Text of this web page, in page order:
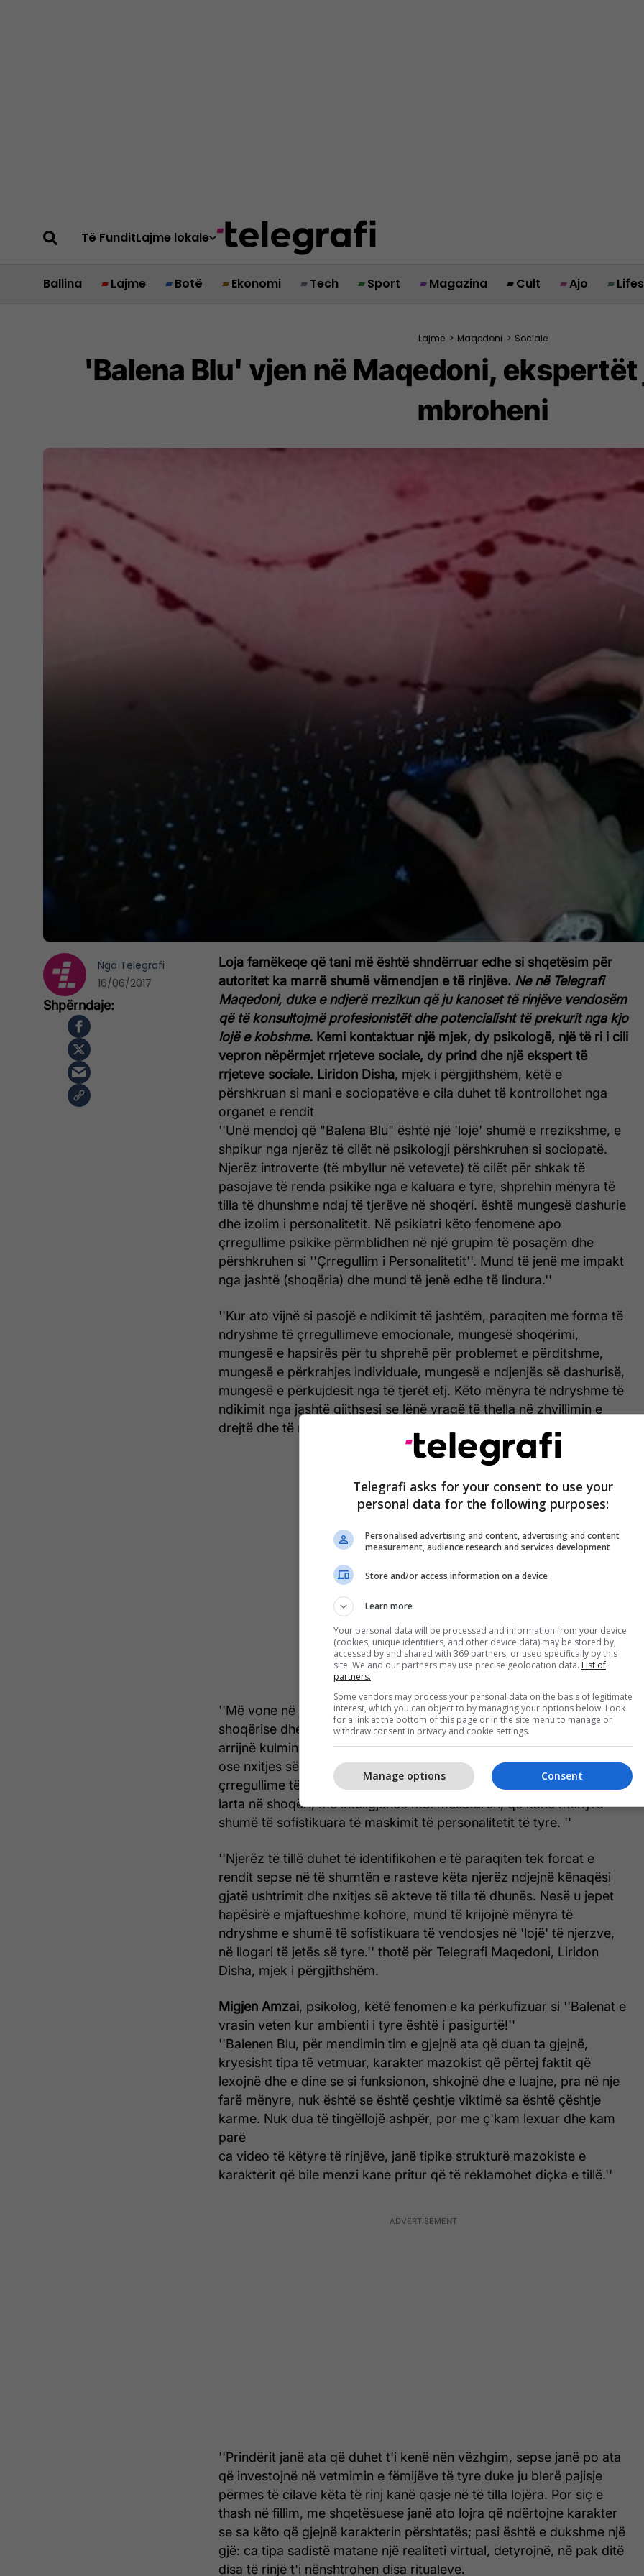
Të FunditLajme lokale
Ballina Lajme Botë Ekonomi Tech Sport Magazina Cult Ajo
Lajme > Maqedoni > Sociale
'Balena Blu' vjen në Maqedoni,
mbroheni
Loja famëkeqe që tani më është shndërruar edhe si shqetësim për
autoritet ka marrë shumë vëmendjen e të rinjëve. Ne në Telegrafi
Maqedoni, duke e ndjerë rrezikun që ju kanoset të rinjëve vendosëm
që të konsultojmë profesionistët dhe potencialisht të prekurit nga kjo
lojë e kobshme. Kemi kontaktuar një mjek, dy psikologë, një të ri i cili
vepron nëpërmjet rrjeteve sociale, dy prind dhe një ekspert të
rrjeteve sociale. Liridon Disha, mjek i përgjithshëm, këtë e
përshkruan si mani e sociopatëve e cila duhet të kontrollohet nga
organet e rendit
''Unë mendoj që "Balena Blu" është një 'lojë' shumë e rrezikshme, e
shpikur nga njerëz të cilët në psikologji përshkruhen si sociopatë.
Njerëz introverte (të mbyllur në vetevete) të cilët për shkak të
pasojave të renda psikike nga e kaluara e tyre, shprehin mënyra të
tilla të dhunshme ndaj të tjerëve në shoqëri. është mungesë dashurie
dhe izolim i personalitetit. Në psikiatri këto fenomene apo
çrregullime psikike përmblidhen në një grupim të posaçëm dhe
përshkruhen si ''Çrregullim i Personalitetit''. Mund të jenë me impakt
nga jashtë (shoqëria) dhe mund të jenë edhe të lindura.''
''Kur ato vijnë si pasojë e ndikimit të jashtëm, paraqiten me forma të
ndryshme të çrregullimeve emocionale, mungesë shoqërimi,
mungesë e hapsirës për tu shprehë për problemet e përditshme,
mungesë e përkrahjes individuale, mungesë e ndjenjës së dashurisë,
mungesë e përkujdesit nga të tjerët etj. Këto mënyra të ndryshme të
ndikimit nga jashtë gjithsesi se lënë vragë të thella në zhvillimin e
drejtë dhe të rregullt të personalitetit të njeriut. ''
''Më vone në jetë, këto pasoja shprehen me disidenca ndaj
shoqërise dhe rendit shoqëror, me hakmarrje ndaj shoqërisë dhe ato
arrijnë kulminacionin e tyre përmes shprehjes së akteve të dhunes
ose nxitjes së personave të tjerë me labilitet emocional. Personat me
çrregullime të tilla, shpeshherë dijnë të jenë edhe njerëz me pozita të
larta në shoqëri, me inteligjencë mbi mesataren, që kanë mënyra
shumë të sofistikuara të maskimit të personalitetit të tyre. ''
''Njerëz të tillë duhet të identifikohen e të paraqiten tek forcat e
rendit sepse në të shumtën e rasteve këta njerëz ndjejnë kënaqësi
gjatë ushtrimit dhe nxitjes së akteve të tilla të dhunës. Nesë u jepet
hapësirë e mjaftueshme kohore, mund të krijojnë mënyra të
ndryshme e shumë të sofistikuara të vendosjes në 'lojë' të njerzve,
në llogari të jetës së tyre.'' thotë për Telegrafi Maqedoni, Liridon
Disha, mjek i përgjithshëm.
Migjen Amzai, psikolog, këtë fenomen e ka përkufizuar si ''Balenat e
vrasin veten kur ambienti i tyre është i pasigurtë!''
''Balenen Blu, për mendimin tim e gjejnë ata që duan ta gjejnë,
kryesisht tipa të vetmuar, karakter mazokist që përtej faktit që
lexojnë dhe e dine se si funksionon, shkojnë dhe e luajne, pra në nje
farë mënyre, nuk është se është çeshtje viktimë sa është çështje
karme. Nuk dua të tingëllojë ashpër, por me ç'kam lexuar dhe kam
parë
ca video të këtyre të rinjëve, janë tipike strukturë mazokiste e
karakterit që bile menzi kane pritur që të reklamohet diçka e tillë.''
''Prindërit janë ata që duhet t'i kenë nën vëzhgim, sepse janë po ata
që investojnë në vetmimin e fëmijëve të tyre duke ju blerë pajisje
përmes të cilave këta të rinj kanë qasje në të tilla lojëra. Por siç e
thash në fillim, me shqetësuese janë ato lojra që ndërtojne karakter
se sa këto që gjejnë karakterin përshtatës; pasi është e dukshme një
gjë: ca tipa sadistë matane një realiteti virtual, detyrojnë, në pak ditë
disa të rinjë t'i nënshtrohen disa ritualeve.
Nga Telegrafi
16/06/2017
Telegrafi asks for your consent to use your
personal data for the following purposes:
Personalised advertising and content, advertising and content
measurement, audience research and services development
Store and/or access information on a device
Learn more
Your personal data will be processed and information from your device
(cookies, unique identifiers, and other device data) may be stored by,
accessed by and shared with 369 partners, or used specifically by this
site. We and our partners may use precise geolocation data. List of
partners.
Some vendors may process your personal data on the basis of legitimate
interest, which you can object to by managing your options below. Look
for a link at the bottom of this page or in the site menu to manage or
withdraw consent in privacy and cookie settings.
Consent
Manage options